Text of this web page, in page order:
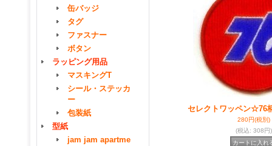
缶バッジ
タグ
ファスナー
ボタン
ラッピング用品
マスキングT
シール・ステッカ
ー
包装紙
型紙
jam jam apartme
セレクトワッペン☆76
280円(税別)
(税込: 308円)